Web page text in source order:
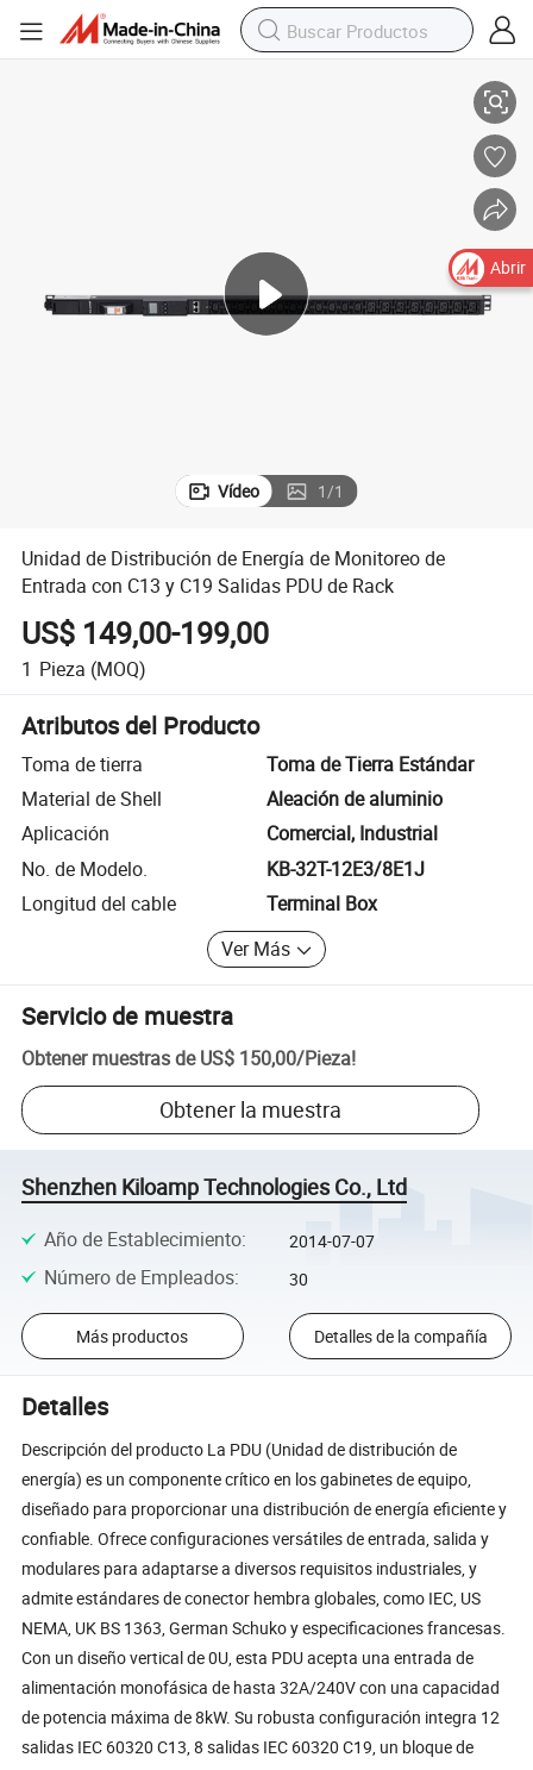
Vídeo 1/1
Unidad de Distribución de Energía de Monitoreo de
Entrada con C13 y C19 Salidas PDU de Rack
US$ 149,00-199,00
1 Pieza (MOQ)
Atributos del Producto
Toma de tierra
Toma de Tierra Estándar
Material de Shell
Aleación de aluminio
Aplicación
Comercial, Industrial
No. de Modelo.
KB-32T-12E3/8E1J
Longitud del cable
Terminal Box
Ver Más
Servicio de muestra
Obtener muestras de US$ 150,00/Pieza!
Obtener la muestra
Shenzhen Kiloamp Technologies Co., Ltd
Año de Establecimiento: 2014-07-07
Número de Empleados: 30
Más productos Detalles de la compañía
Detalles
Descripción del producto La PDU (Unidad de distribución de
energía) es un componente crítico en los gabinetes de equipo,
diseñado para proporcionar una distribución de energía eficiente y
confiable. Ofrece configuraciones versátiles de entrada, salida y
modulares para adaptarse a diversos requisitos industriales, y
admite estándares de conector hembra globales, como IEC, US
NEMA, UK BS 1363, German Schuko y especificaciones francesas.
Con un diseño vertical de 0U, esta PDU acepta una entrada de
alimentación monofásica de hasta 32A/240V con una capacidad
de potencia máxima de 8kW. Su robusta configuración integra 12
salidas IEC 60320 C13, 8 salidas IEC 60320 C19, un bloque de
Abrir